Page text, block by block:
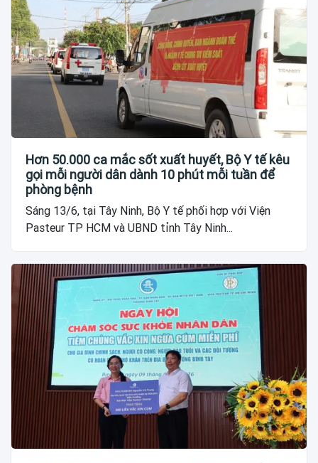
Hơn 50.000 ca mắc sốt xuất huyết, Bộ Y tế kêu
gọi mỗi người dân dành 10 phút mỗi tuần để
phòng bệnh
Sáng 13/6, tại Tây Ninh, Bộ Y tế phối hợp với Viện
Pasteur TP HCM và UBND tỉnh Tây Ninh...